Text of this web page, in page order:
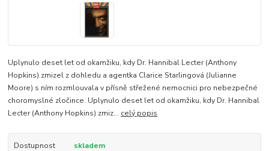
Uplynulo deset let od okamžiku, kdy Dr. Hannibal Lecter (Anthony
Hopkins) zmizel z dohledu a agentka Clarice Starlingová (Julianne
Moore) s ním rozmlouvala v přísně střežené nemocnici pro nebezpečné
choromyslné zločince. Uplynulo deset let od okamžiku, kdy Dr. Hannibal
Lecter (Anthony Hopkins) zmiz... celý popis
Dostupnost skladem